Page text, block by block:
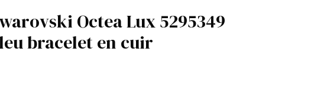
Octea Lux 5295349
bracelet en cuir